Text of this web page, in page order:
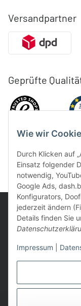
Wie wir
Durch Klicken auf
Einsatz folgender
notwendig,
Google Ads,
Konfigurators,
jederzeit ändern
Details finden Sie
Impressum
Versandpartner
Geprüfte
UVP: Ist die
* Gratis